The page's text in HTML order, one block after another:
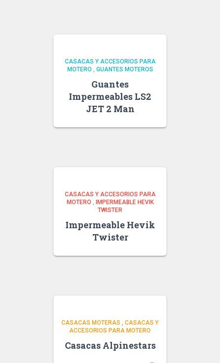
CASACAS Y ACCESORIOS PARA
MOTERO, GUANTES MOTEROS
Guantes
Impermeables LS2
JET 2 Man
CASACAS Y ACCESORIOS PARA
MOTERO
IMPERMEABLE HEVIK
TWISTER
Impermeable Hevik
Twister
CASACAS MOTERAS
CASACAS Y
ACCESORIOS PARA MOTERO
Casacas Alpinestars